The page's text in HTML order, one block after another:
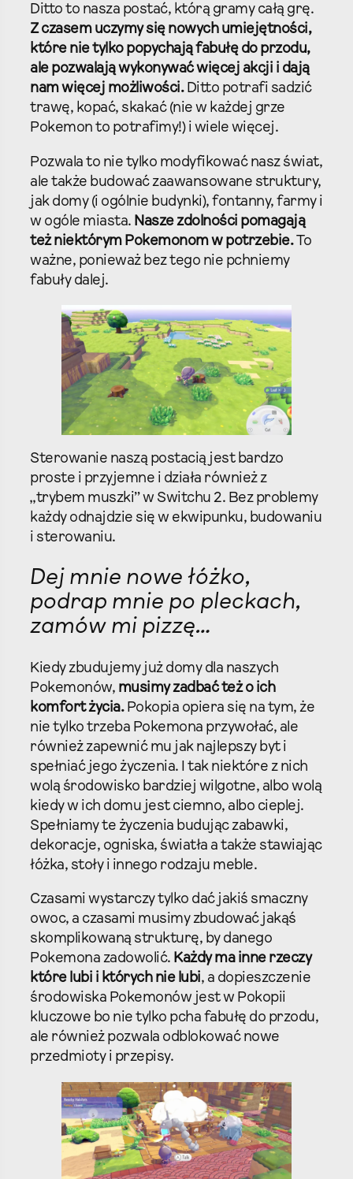
Ditto to nasza postać, którą gramy całą grę.
Z czasem uczymy się nowych umiejętności,
które nie tylko popychają fabułę do przodu,
ale pozwalają wykonywać więcej akcji i dają
nam więcej możliwości.Ditto potrafi sadzić
trawę, kopać, skakać (nie w każdej grze
Pokemon to potrafimy!) i wiele więcej.
Pozwala to nie tylko modyfikować nasz świat,
ale także budować zaawansowane struktury,
jak domy (i ogólnie budynki), fontanny, farmy i
w ogóle miasta. Nasze zdolności pomagają
też niektórym Pokemonom w potrzebie.To
ważne, ponieważ bez tego nie pchniemy
fabuły dalej.
Sterowanie naszą postacią jest bardzo
proste i przyjemne i działa również z
„trybem muszki” w Switchu 2. Bez problemy
każdy odnajdzie się w ekwipunku, budowaniu
i sterowaniu.
Dej mnie nowe łóżko,
podrap mnie po pleckach,
zamów mi pizzę…
Kiedy zbudujemy już domy dla naszych
Pokemonów, musimy zadbać też o ich
komfort życia.Pokopia opiera się na tym, że
nie tylko trzeba Pokemona przywołać, ale
również zapewnić mu jak najlepszy byt i
spełniać jego życzenia. I tak niektóre z nich
wolą środowisko bardziej wilgotne, albo wolą
kiedy w ich domu jest ciemno, albo cieplej.
Spełniamy te życzenia budując zabawki,
dekoracje, ogniska, światła a także stawiając
łóżka, stoły i innego rodzaju meble.
Czasami wystarczy tylko dać jakiś smaczny
owoc, a czasami musimy zbudować jakąś
skomplikowaną strukturę, by danego
Pokemona zadowolić. Każdy ma inne rzeczy
które lubi i których nie lubi, a dopieszczenie
środowiska Pokemonów jest w Pokopii
kluczowe bo nie tylko pcha fabułę do przodu,
ale również pozwala odblokować nowe
przedmioty i przepisy.